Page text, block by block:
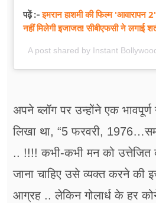
पढ़ें :-इमरान हाशमी की फिल्म
नहीं मिलेगी इजाजत! सीबीएफसी ने लगाई
A post shared by Instant
अपने ब्लॉग पर उन्होंने एक
लिखा था, “5 फरवरी,
.. !!!! कभी-कभी मन को
जाना चाहिए उसे व्यक्त करने की
आग्रह .. लेकिन गोलार्ध के हर